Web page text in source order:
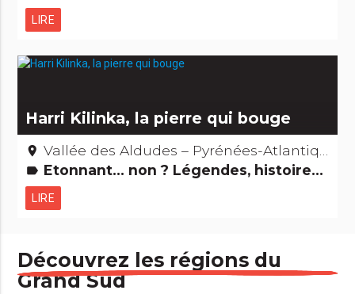
LIRE
Harri Kilinka, la pierre qui bouge
place Vallée des Aldudes – Pyrénées-Atlantiques
label Etonnant... non ? Légendes, histoires & Trésors Curiosités naturelles
LIRE
Découvrez les régions du
Grand Sud